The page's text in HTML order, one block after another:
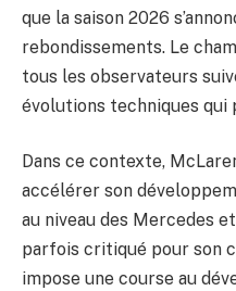
que la saison 2026
rebondissements. Le
tous les observateurs
évolutions techniques qui
Dans ce contexte,
accélérer son
au niveau des Mercedes
parfois critiqué pour son
impose une course au